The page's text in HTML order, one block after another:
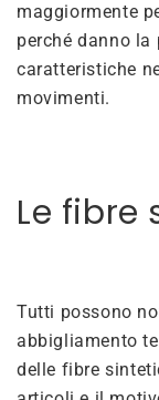
maggiormente
perché danno
caratteristiche
movimenti.
Le fibre
Tutti possono
abbigliamento
delle fibre